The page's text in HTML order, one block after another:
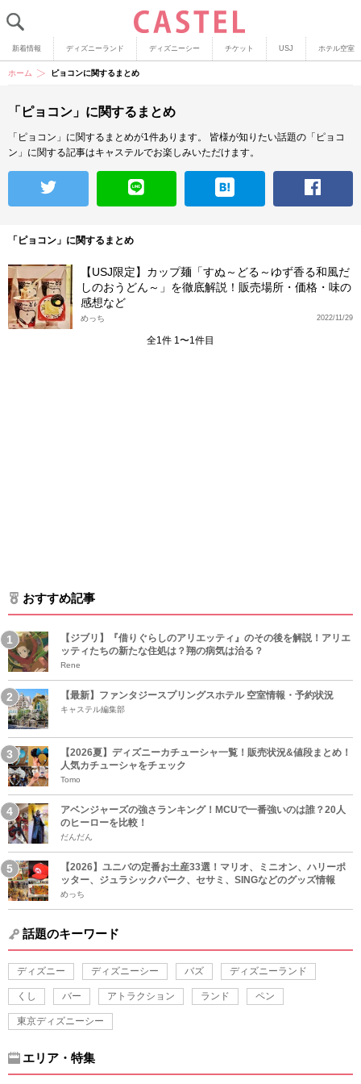
新着情報 ディズニーランド ディズニーシー チケット USJ ホテル空室
ホーム ピョコンに関するまとめ
「ピョコン」に関するまとめ
「ピョコン」に関するまとめが1件あります。
皆様が知りたい話題の「ピョコ
ン」に関する記事はキャステルでお楽しみいただけます。
「ピョコン」に関するまとめ
【USJ限定】カップ麺「すぬ～どる～ゆず香る和風だ
しのおうどん～」を徹底解説！販売場所・価格・味の
感想など
2022/11/29
めっち
全1件 1〜1件目
おすすめ記事
【ジブリ】『借りぐらしのアリエッティ』のその後を解説！アリエ
ッティたちの新たな住処は？翔の病気は治る？
Rene
【最新】ファンタジースプリングスホテル 空室情報・予約状況
キャステル編集部
【2026夏】ディズニーカチューシャ一覧！販売状況&値段まとめ！
人気カチューシャをチェック
Tomo
アベンジャーズの強さランキング！MCUで一番強いのは誰？20人
のヒーローを比較！
だんだん
【2026】ユニバの定番お土産33選！マリオ、ミニオン、ハリーポ
ッター、ジュラシックパーク、セサミ、SINGなどのグッズ情報
めっち
話題のキーワード
ディズニー ディズニーシー バズ ディズニーランド
くし バー アトラクション ランド ペン
東京ディズニーシー
エリア・特集